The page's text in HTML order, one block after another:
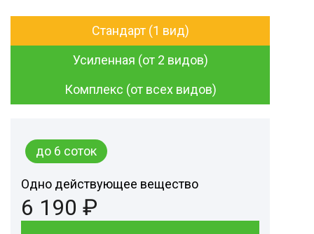
Стандарт (1 вид)
Усиленная (от 2 видов)
Комплекс (от всех видов)
до 6 соток
Одно действующее вещество
6 190 ₽